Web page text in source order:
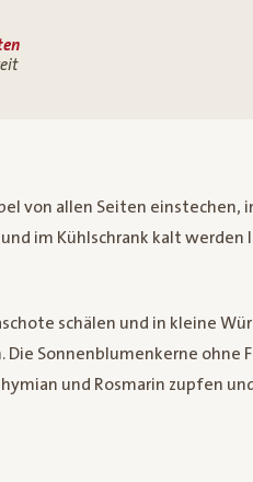
von allen Seiten einstechen,
im Kühlschrank kalt werden
schälen und in kleine
Die Sonnenblumenkerne ohne
und Rosmarin zupfen